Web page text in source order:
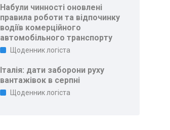
Набули чинності оновлені
правила роботи та відпочинку
водіїв комерційного
автомобільного транспорту
Щоденник логіста
Італія: дати заборони руху
вантажівок в серпні
Щоденник логіста